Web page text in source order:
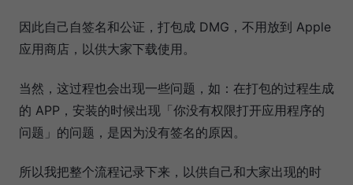
因此自己自签名和公证，打包成 DMG，不用放到 Apple
应用商店，以供大家下载使用。
当然，这过程也会出现一些问题，如：在打包的过程生成
的 APP，安装的时候出现「你没有权限打开应用程序的
问题」的问题，是因为没有签名的原因。
所以我把整个流程记录下来，以供自己和大家出现的时